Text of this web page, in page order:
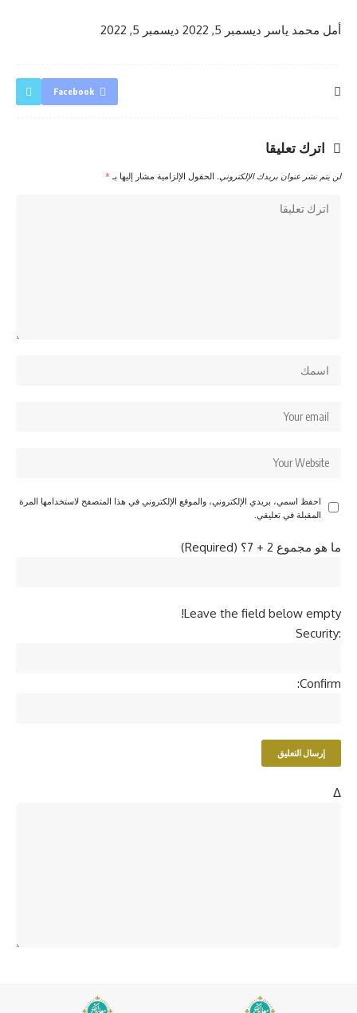
أمل محمد ياسر ديسمبر 5, 2022 ديسمبر 5, 2022
Facebook
اترك تعليقا
لن يتم نشر عنوان بريدك الإلكتروني. الحقول الإلزامية مشار إليها بـ *
احفظ اسمي، بريدي الإلكتروني، والموقع الإلكتروني في هذا المتصفح لاستخدامها المرة
المقبلة في تعليقي.
ما هو مجموع 2 + 7؟ (Required)
Leave the field below empty!
Security:
Confirm:
Δ